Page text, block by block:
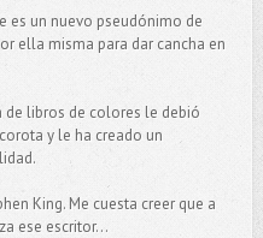
es un nuevo pseudónimo de
ella misma para dar cancha en
de libros de colores le debió
y le ha creado un
King. Me cuesta creer que a
ese escritor...